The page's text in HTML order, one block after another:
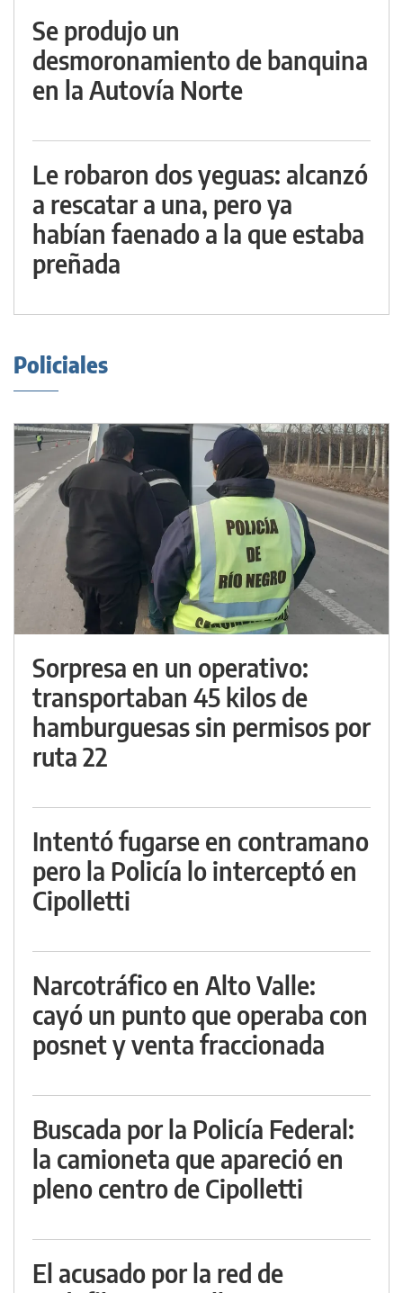
Se produjo un
desmoronamiento de banquina
en la Autovía Norte
Le robaron dos yeguas: alcanzó
a rescatar a una, pero ya
habían faenado a la que estaba
preñada
Policiales
Sorpresa en un operativo:
transportaban 45 kilos de
hamburguesas sin permisos por
ruta 22
Intentó fugarse en contramano
pero la Policía lo interceptó en
Cipolletti
Narcotráfico en Alto Valle:
cayó un punto que operaba con
posnet y venta fraccionada
Buscada por la Policía Federal:
la camioneta que apareció en
pleno centro de Cipolletti
El acusado por la red de